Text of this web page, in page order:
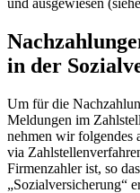
in der
Um für die
Meldungen im
nehmen wir folgendes
via
Firmenzahler ist, so
„Sozialversicherung“